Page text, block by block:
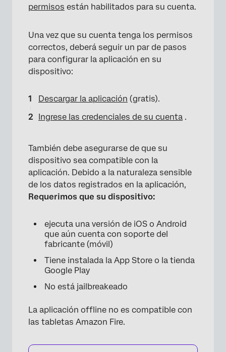
×
permisos están habilitados para su cuenta.
Una vez que su cuenta tenga los permisos
correctos, deberá seguir un par de pasos
para configurar la aplicación en su
dispositivo:
Descargar la aplicación (gratis).
Ingrese las credenciales de su cuenta .
También debe asegurarse de que su
dispositivo sea compatible con la
aplicación. Debido a la naturaleza sensible
de los datos registrados en la aplicación,
Requerimos que su dispositivo:
ejecuta una versión de iOS o Android
que aún cuenta con soporte del
fabricante (móvil)
Tiene instalada la App Store o la tienda
Google Play
No está jailbreakeado
La aplicación offline no es compatible con
las tabletas Amazon Fire.